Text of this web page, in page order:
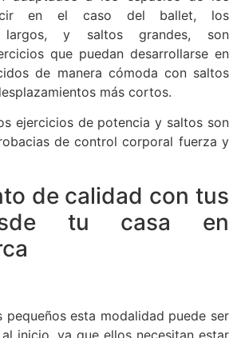
en el caso del ballet, los
largos, y saltos grandes, son
que puedan desarrollarse en
de manera cómoda con saltos
más cortos.
ejercicios de potencia y saltos son
de control corporal fuerza y
de calidad con tus
tu casa en
pequeños esta modalidad puede ser
inicio, ya que ellos necesitan estar